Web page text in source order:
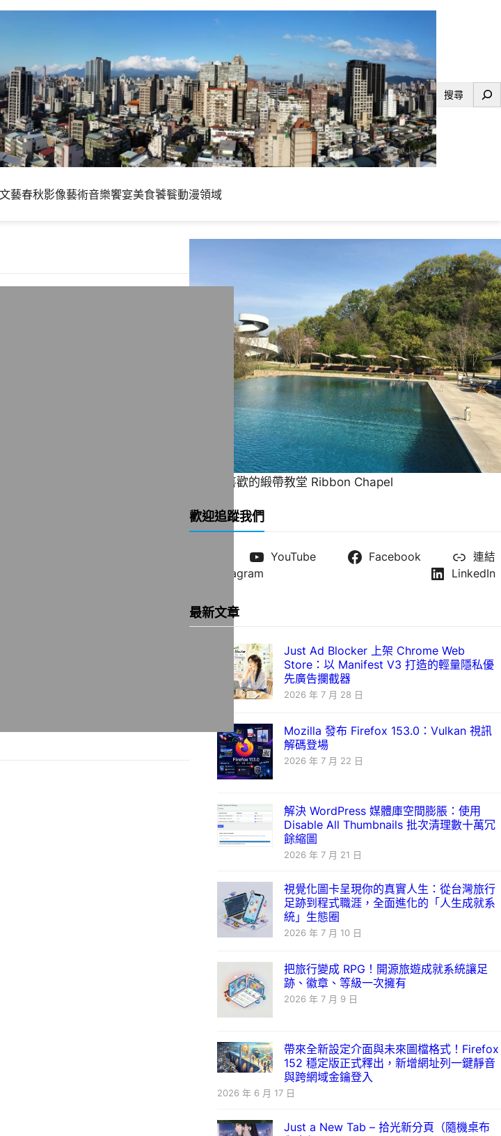
搜
文藝春秋影像藝術音樂饗宴美食饕餮動漫領域
一直很喜歡的緞帶教堂 Ribbon Chapel
歡迎追蹤我們
YouTube Facebook
連結
Instagram
LinkedIn
最新文章
Just Ad Blocker 上架 Chrome Web
Store：以 Manifest V3 打造的輕量隱私優
先廣告攔截器
2026 年 7 月 28 日
Mozilla 發布 Firefox 153.0：Vulkan 視訊
解碼登場
2026 年 7 月 22 日
解決 WordPress 媒體庫空間膨脹：使用
Disable All Thumbnails 批次清理數十萬冗
餘縮圖
2026 年 7 月 21 日
視覺化圖卡呈現你的真實人生：從台灣旅行
足跡到程式職涯，全面進化的「人生成就系
統」生態圈
2026 年 7 月 10 日
把旅行變成 RPG！開源旅遊成就系統讓足
跡、徽章、等級一次擁有
2026 年 7 月 9 日
帶來全新設定介面與未來圖檔格式！Firefox
152 穩定版正式釋出，新增網址列一鍵靜音
與跨網域金鑰登入
2026 年 6 月 17 日
Just a New Tab – 拾光新分頁（隨機桌布